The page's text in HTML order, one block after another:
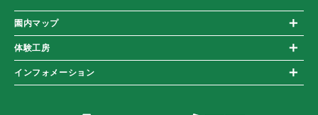
園内マップ
体験工房
インフォメーション